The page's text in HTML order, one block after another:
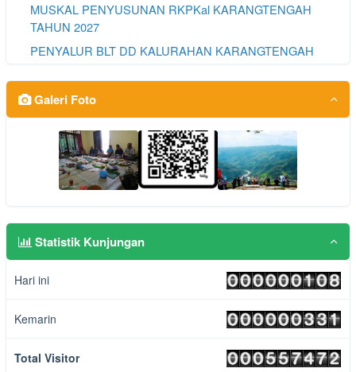
MUSKAL PENYUSUNAN RKPKal KARANGTENGAH
TAHUN 2027
PENYALUR BLT DD KALURAHAN KARANGTENGAH
SOSIALISASI RUMAH PANGAN B2SA PKK
KALURAHAN KARANGTENGAH TAHAP I
Galeri Foto
Statistik Kunjungan
Hari ini
Kemarin
Total Visitor